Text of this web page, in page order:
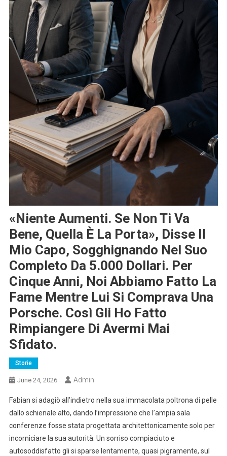
«Niente Aumenti. Se Non Ti Va
Bene, Quella È La Porta», Disse Il
Mio Capo, Sogghignando Nel Suo
Completo Da 5.000 Dollari. Per
Cinque Anni, Noi Abbiamo Fatto La
Fame Mentre Lui Si Comprava Una
Porsche. Così Gli Ho Fatto
Rimpiangere Di Avermi Mai
Sfidato.
Storie
June 24, 2026 Admin
Fabian si adagiò all’indietro nella sua immacolata poltrona di pelle
dallo schienale alto, dando l’impressione che l’ampia sala
conferenze fosse stata progettata architettonicamente solo per
incorniciare la sua autorità. Un sorriso compiaciuto e
autosoddisfatto gli si sparse lentamente, quasi pigramente, sul